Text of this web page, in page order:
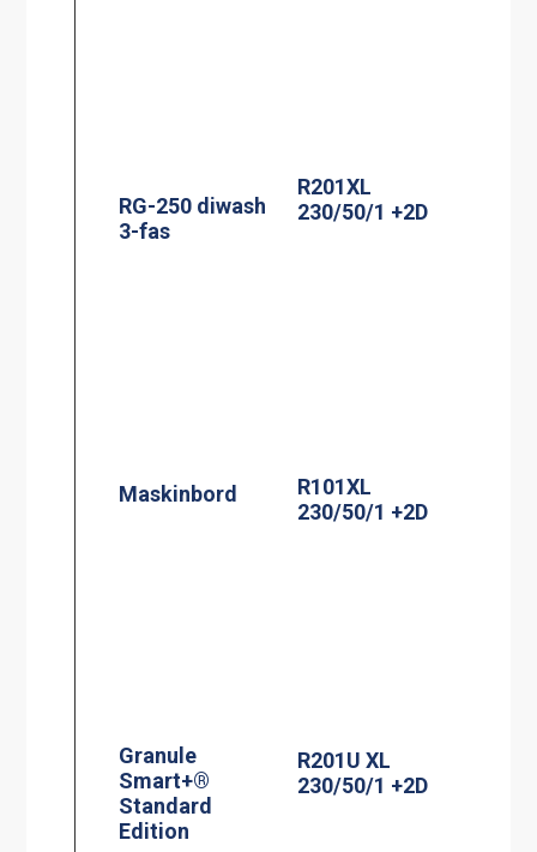
RG-250 diwash
3-fas
R201XL
230/50/1 +2D
Maskinbord
R101XL
230/50/1 +2D
Granule
Smart+®
Standard
Edition
R201U XL
230/50/1 +2D